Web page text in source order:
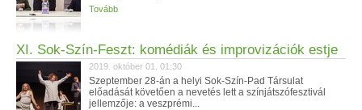
Tovább
XI. Sok-Szín-Feszt: komédiák és improvizációk estje
2019. október 01. 01:30
Szeptember 28-án a helyi Sok-Szín-Pad Társulat
előadását követően a nevetés lett a színjátszófesztivál
jellemzője: a veszprémi...